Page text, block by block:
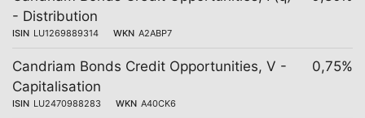
- Distribution
ISIN LU1269889314 WKN A2ABP7
Candriam Bonds Credit Opportunities, V -
Capitalisation
ISIN LU2470988283 WKN A40CK6
0,75%